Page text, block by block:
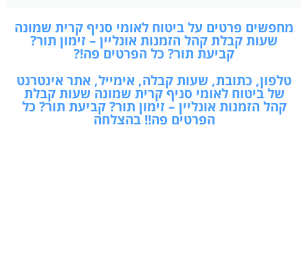
מחפשים פרטים על ביטוח לאומי סניף קרית שמונה
שעות קבלת קהל הזמנות אונליין – זימון תור?
קביעת תור? כל הפרטים פה!?
טלפון, כתובת, שעות קבלה, אימייל, אתר אינטרנט
של ביטוח לאומי סניף קרית שמונה שעות קבלת
קהל הזמנות אונליין – זימון תור? קביעת תור? כל
הפרטים פה!! בהצלחה